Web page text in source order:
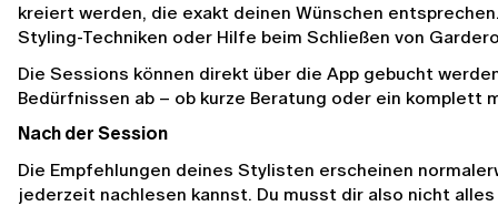
kreiert werden, die exakt deinen Wünschen
Styling-Techniken oder Hilfe beim Schließen von
Die Sessions können direkt über die App gebucht
Bedürfnissen ab – ob kurze Beratung oder ein
Nach der Session
Die Empfehlungen deines Stylisten erscheinen
jederzeit nachlesen kannst. Du musst dir also nicht